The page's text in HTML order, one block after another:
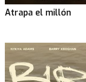
Atrapa el millón